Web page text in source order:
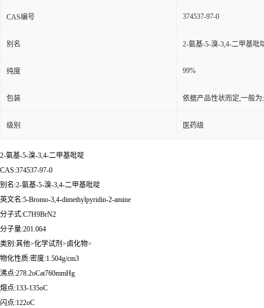
CAS编号 374537-97-0
别名 2-氨基-5-溴-3,4-二甲基吡
纯度 99%
包装 依据产品性状而定,一般
级别 医药级
2-氨基-5-溴-3,4-二甲基吡啶
CAS:374537-97-0
别名:2-氨基-5-溴-3,4-二甲基吡啶
英文名:5-Bromo-3,4-dimethylpyridin-2-amine
分子式:C7H9BrN2
分子量:201.064
类别:其他>化学试剂>卤化物>
物化性质:密度:1.504g/cm3
沸点:278.2oCat760mmHg
熔点:133-135oC
闪点:122oC